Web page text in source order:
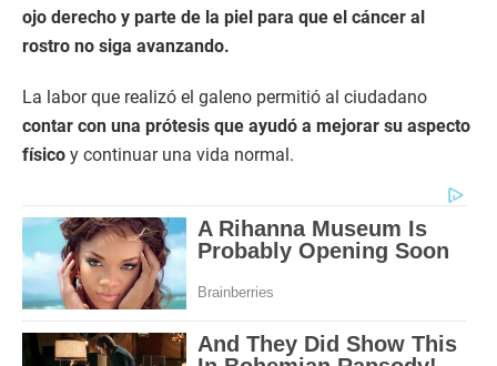
ojo derecho y parte de la piel para que el cáncer al
rostro no siga avanzando.
La labor que realizó el galeno permitió al ciudadano
contar con una prótesis que ayudó a mejorar su aspecto
físico y continuar una vida normal.